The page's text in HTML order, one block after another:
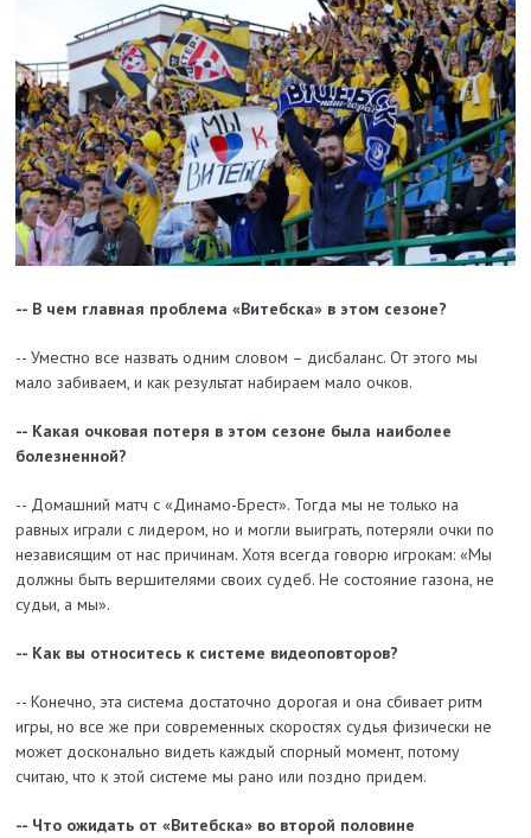
-- В чем главная проблема «Витебска» в этом сезоне?
-- Уместно все назвать одним словом – дисбаланс. От этого мы
мало забиваем, и как результат набираем мало очков.
-- Какая очковая потеря в этом сезоне была наиболее
болезненной?
-- Домашний матч с «Динамо-Брест». Тогда мы не только на
равных играли с лидером, но и могли выиграть, потеряли очки по
независящим от нас причинам. Хотя всегда говорю игрокам: «Мы
должны быть вершителями своих судеб. Не состояние газона, не
судьи, а мы».
-- Как вы относитесь к системе видеоповторов?
-- Конечно, эта система достаточно дорогая и она сбивает ритм
игры, но все же при современных скоростях судья физически не
может досконально видеть каждый спорный момент, потому
считаю, что к этой системе мы рано или поздно придем.
-- Что ожидать от «Витебска» во второй половине